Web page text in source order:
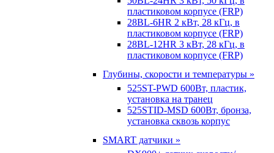
пластиковом корпусе (FRP)
28BL-6HR 2 кВт, 28 кГц, в
пластиковом корпусе (FRP)
28BL-12HR 3 кВт, 28 кГц, в
пластиковом корпусе (FRP)
Глубины, скорости и температуры »
525ST-PWD 600Вт, пластик,
установка на транец
525STID-MSD 600Вт, бронза,
установка сквозь корпус
SMART датчики »